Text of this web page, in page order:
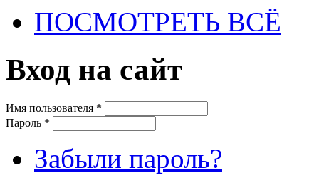
ПОСМОТРЕТЬ ВСЁ
Вход на сайт
Имя пользователя *
Пароль *
Забыли пароль?